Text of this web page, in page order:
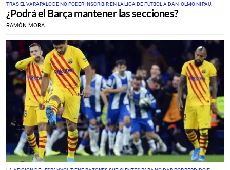
TRAS EL VARAPALO DE NO PODER INSCRIBIR EN LA LIGA DE FÚTBOL A DANI OLMO NI PAU
VÍCTOR SE DESATAN LOS RUMORES
¿Podrá el Barça mantener las secciones?
RAMÓN MORA